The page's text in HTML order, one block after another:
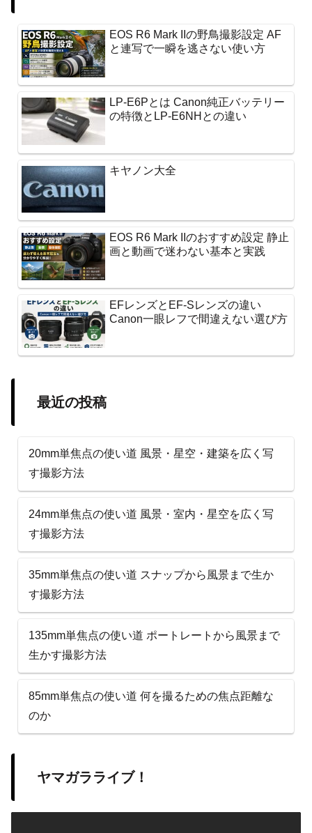
EOS R6 Mark IIの野鳥撮影設定 AF
と連写で一瞬を逃さない使い方
LP-E6Pとは Canon純正バッテリー
の特徴とLP-E6NHとの違い
キヤノン大全
EOS R6 Mark IIのおすすめ設定 静止
画と動画で迷わない基本と実践
EFレンズとEF-Sレンズの違い
Canon一眼レフで間違えない選び方
最近の投稿
20mm単焦点の使い道 風景・星空・建築を広く写
す撮影方法
24mm単焦点の使い道 風景・室内・星空を広く写
す撮影方法
35mm単焦点の使い道 スナップから風景まで生か
す撮影方法
135mm単焦点の使い道 ポートレートから風景まで
生かす撮影方法
85mm単焦点の使い道 何を撮るための焦点距離な
のか
ヤマガラライブ！